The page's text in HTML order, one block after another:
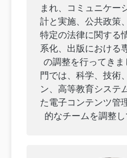
まれ、コミュニケー
計と実施、公共政策
特定の法律に関する
系化、出版における
の調整を行ってき
門では、科学、技術
ン、高等教育システ
た電子コンテンツ管
的なチームを調整し